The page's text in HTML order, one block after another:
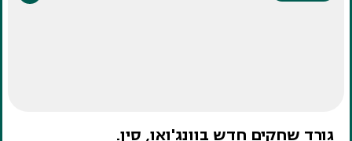
גורד שחקים חדש בוונג'ואו, סין.